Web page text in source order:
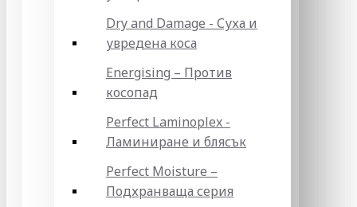
Dry and Damage - Суха и
увредена коса
Energising – Против
косопад
Perfect Laminoplex -
Ламиниране и блясък
Perfect Moisture –
Подхранваща серия